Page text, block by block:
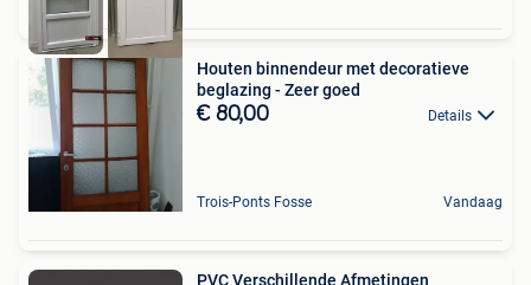
Houten binnendeur met decoratieve
beglazing - Zeer goed
€ 80,00 Details
Trois-Ponts Fosse Vandaag
PVC Verschillende Afmetingen